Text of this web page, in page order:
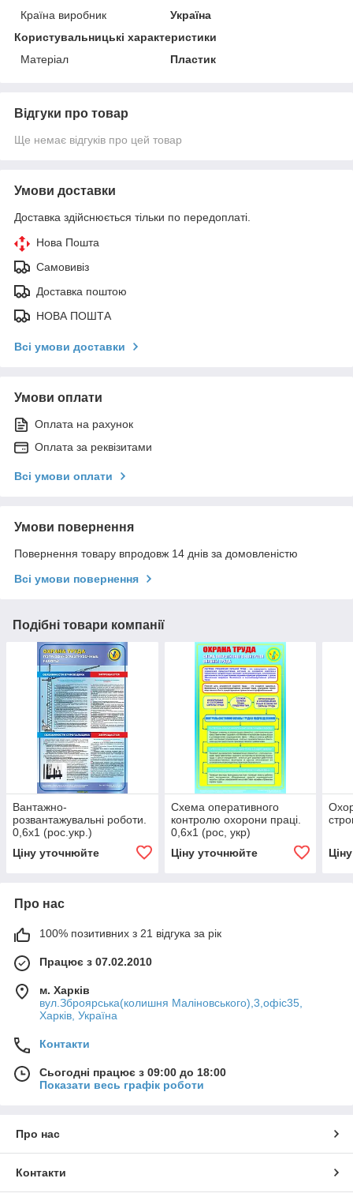
Країна виробник
Україна
Користувальницькі характеристики
Матеріал
Пластик
Відгуки про товар
Ще немає відгуків про цей товар
Умови доставки
Доставка здійснюється тільки по передоплаті.
Нова Пошта
Самовивіз
Доставка поштою
НОВА ПОШТА
Всі умови доставки
Умови оплати
Оплата на рахунок
Оплата за реквізитами
Всі умови оплати
Умови повернення
Повернення товару впродовж 14 днів за домовленістю
Всі умови повернення
Подібні товари компанії
Вантажно-
розвантажувальні роботи.
0,6х1 (рос.укр.)
Ціну уточнюйте
Схема оперативного
контролю охорони праці.
0,6х1 (рос, укр)
Ціну уточнюйте
Про нас
100% позитивних з 21 відгука за рік
Працює з 07.02.2010
м. Харків
вул.Зброярська(колишня Маліновського),3,офіс35,
Харків, Україна
Контакти
Сьогодні працює з 09:00 до 18:00
Показати весь графік роботи
Про нас
Контакти